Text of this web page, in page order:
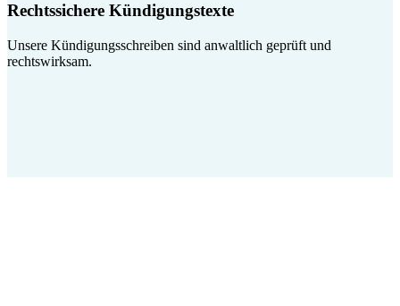
Rechtssichere Kündigungstexte
Unsere Kündigungsschreiben sind anwaltlich geprüft und
rechtswirksam.